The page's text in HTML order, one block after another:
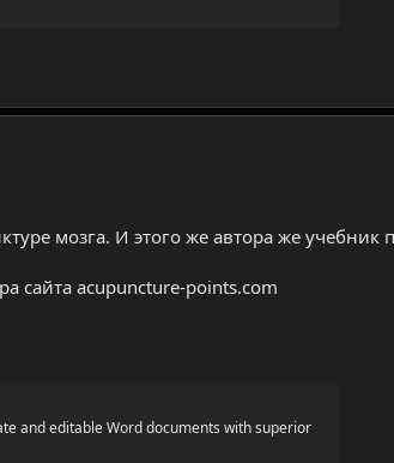
мозга. И этого же автора же учебник
сайта acupuncture-points.com
and editable Word documents with superior